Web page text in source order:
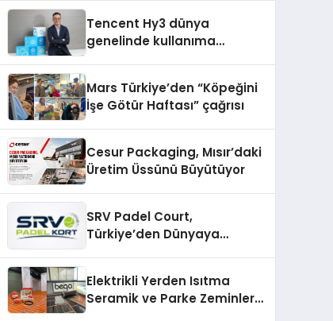
Tencent Hy3 dünya
genelinde kullanıma
Mars Türkiye’den “Köpeğini
İşe Götür Haftası” çağrısı
Cesur Packaging, Mısır’daki
Üretim Üssünü Büyütüyor
SRV Padel Court,
Türkiye’den Dünyaya
Elektrikli Yerden Isıtma
Seramik ve Parke Zeminler